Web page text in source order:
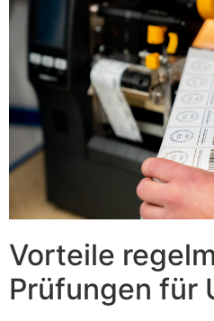
Vorteile
Prüfungen für